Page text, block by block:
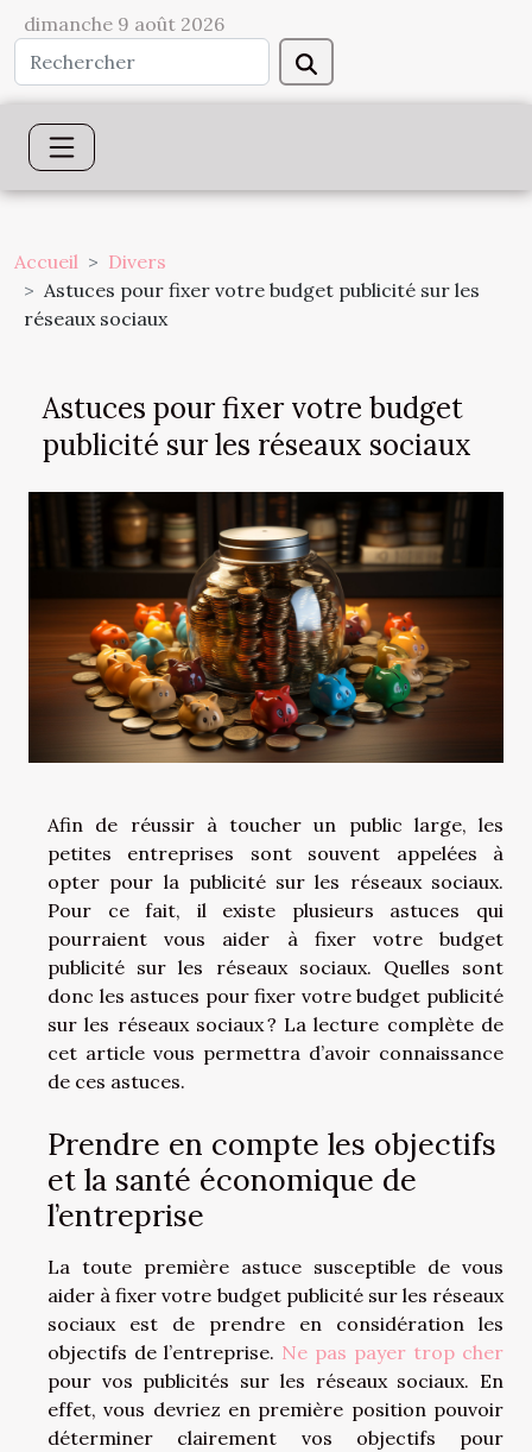
dimanche 9 août 2026
Accueil
Divers
Astuces pour fixer votre budget publicité sur les
réseaux sociaux
Astuces pour fixer votre budget
publicité sur les réseaux sociaux
Afin de réussir à toucher un public large, les
petites entreprises sont souvent appelées à
opter pour la publicité sur les réseaux sociaux.
Pour ce fait, il existe plusieurs astuces qui
pourraient vous aider à fixer votre budget
publicité sur les réseaux sociaux. Quelles sont
donc les astuces pour fixer votre budget publicité
sur les réseaux sociaux ? La lecture complète de
cet article vous permettra d’avoir connaissance
de ces astuces.
Prendre en compte les objectifs
et la santé économique de
l’entreprise
La toute première astuce susceptible de vous
aider à fixer votre budget publicité sur les réseaux
sociaux est de prendre en considération les
objectifs de l’entreprise. Ne pas payer trop cher
pour vos publicités sur les réseaux sociaux. En
effet, vous devriez en première position pouvoir
déterminer clairement vos objectifs pour